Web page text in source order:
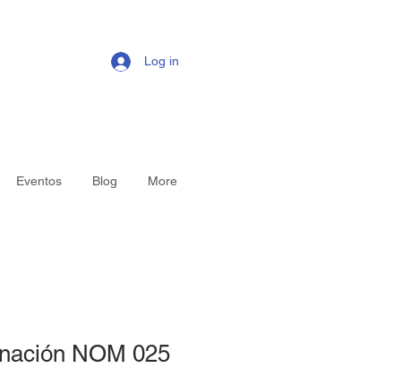
Log in
Eventos Blog More
NOM 025